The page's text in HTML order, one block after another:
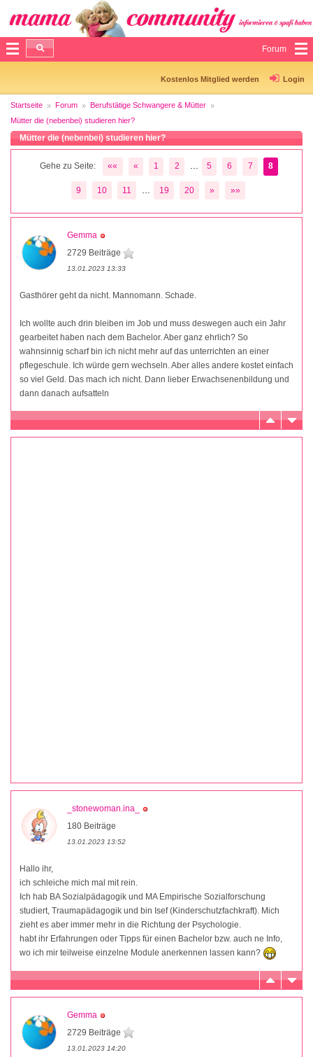
Forum
Kostenlos Mitglied werden Login
Startseite Forum
Berufstätige Schwangere & Mütter
Mütter die (nebenbei) studieren hier?
Mütter die (nebenbei) studieren hier?
Gehe zu Seite: «« « 1 2 5 6 7 8
9 10 11 19 20 » »»
Gemma
2729 Beiträge
13.01.2023 13:33
Gasthörer geht da nicht. Mannomann. Schade.
Ich wollte auch drin bleiben im Job und muss deswegen auch ein Jahr
gearbeitet haben nach dem Bachelor. Aber ganz ehrlich? So
wahnsinnig scharf bin ich nicht mehr auf das unterrichten an einer
pflegeschule. Ich würde gern wechseln. Aber alles andere kostet einfach
so viel Geld. Das mach ich nicht. Dann lieber Erwachsenenbildung und
dann danach aufsatteln
_stonewoman.ina_
180 Beiträge
13.01.2023 13:52
Hallo ihr,
ich schleiche mich mal mit rein.
Ich hab BA Sozialpädagogik und MA Empirische Sozialforschung
studiert, Traumapädagogik und bin Isef (Kinderschutzfachkraft). Mich
zieht es aber immer mehr in die Richtung der Psychologie.
habt ihr Erfahrungen oder Tipps für einen Bachelor bzw. auch ne Info,
wo ich mir teilweise einzelne Module anerkennen lassen kann?
Gemma
2729 Beiträge
13.01.2023 14:20